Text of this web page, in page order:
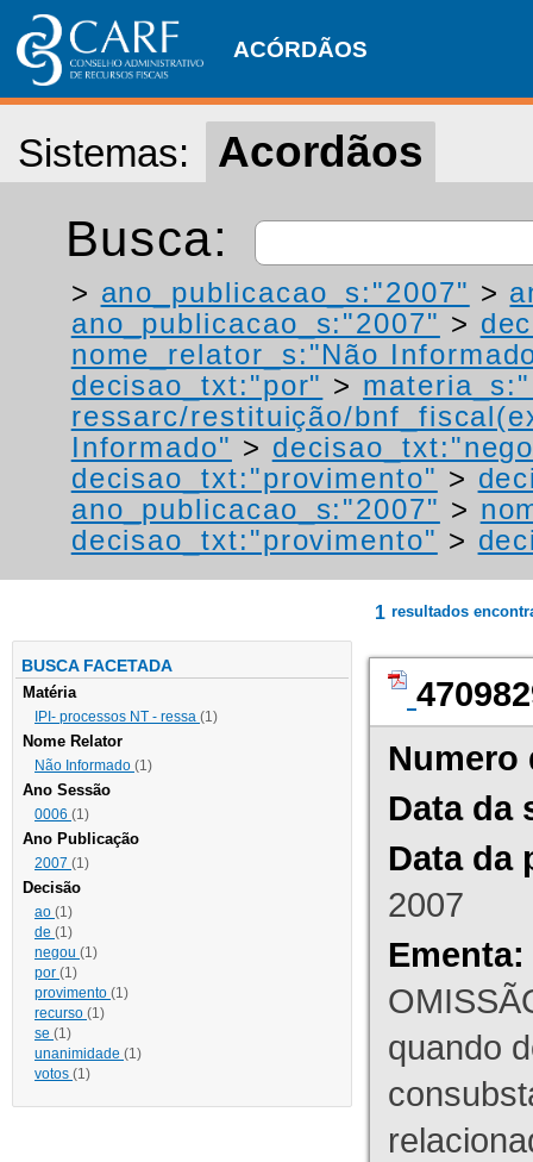
ACÓRDÃOS
Sistemas: Acordãos
Busca:
> ano_publicacao_s:"2007" >
ano_publicacao_s:"2007" >
nome_relator_s:"Não
decisao_txt:"por" >
ressarc/restituição/
Informado" >
decisao_txt:"provimento" >
ano_publicacao_s:"2007" >
decisao_txt:"provimento" >
BUSCA FACETADA
Matéria
IPI- processos NT - ressa (1)
Nome Relator
Não Informado (1)
Ano Sessão
0006 (1)
Ano Publicação
2007 (1)
Decisão
ao (1)
de (1)
negou (1)
por (1)
provimento (1)
recurso (1)
se (1)
unanimidade (1)
votos (1)
1 resultados
Numero
Data da
Data da
2007
Ementa:
quando